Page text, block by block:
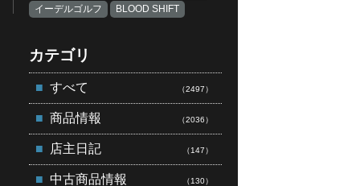
イーデルゴルフ
BLOOD SHIFT
カテゴリ
すべて （2497）
商品情報 （2036）
店主日記 （147）
中古商品情報 （130）